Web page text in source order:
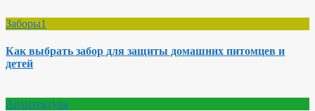
Заборы1
Как выбрать забор для защиты домашних питомцев и
детей
Архитектура